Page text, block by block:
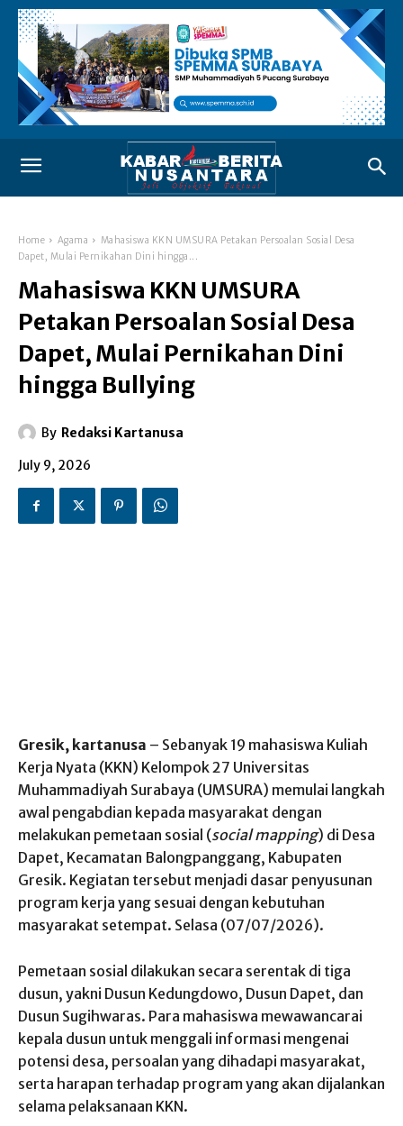
Home Agama
Mahasiswa KKN UMSURA Petakan Persoalan Sosial Desa
Dapet, Mulai Pernikahan Dini hingga...
Mahasiswa KKN UMSURA
Petakan Persoalan Sosial Desa
Dapet, Mulai Pernikahan Dini
hingga Bullying
By Redaksi Kartanusa
July 9, 2026
Gresik, kartanusa – Sebanyak 19 mahasiswa Kuliah
Kerja Nyata (KKN) Kelompok 27 Universitas
Muhammadiyah Surabaya (UMSURA) memulai langkah
awal pengabdian kepada masyarakat dengan
melakukan pemetaan sosial (social mapping) di Desa
Dapet, Kecamatan Balongpanggang, Kabupaten
Gresik. Kegiatan tersebut menjadi dasar penyusunan
program kerja yang sesuai dengan kebutuhan
masyarakat setempat. Selasa (07/07/2026).
Pemetaan sosial dilakukan secara serentak di tiga
dusun, yakni Dusun Kedungdowo, Dusun Dapet, dan
Dusun Sugihwaras. Para mahasiswa mewawancarai
kepala dusun untuk menggali informasi mengenai
potensi desa, persoalan yang dihadapi masyarakat,
serta harapan terhadap program yang akan dijalankan
selama pelaksanaan KKN.